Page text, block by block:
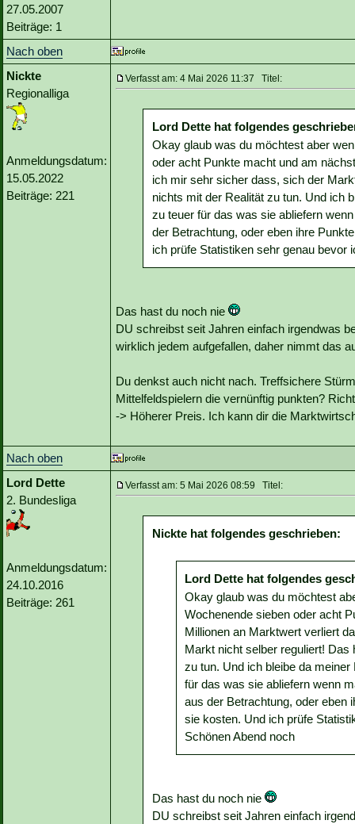
27.05.2007
Beiträge: 1
Nach oben
Nickte
Regionalliga
Anmeldungsdatum:
15.05.2022
Beiträge: 221
Verfasst am: 4 Mai 2026 11:37 Titel:
Lord Dette hat folgendes
Okay glaub was du möchtest aber
oder acht Punkte macht und am
ich mir sehr sicher dass, sich der
nichts mit der Realität zu tun. Und ich
zu teuer für das was sie abliefern
der Betrachtung, oder eben ihre
ich prüfe Statistiken sehr genau bevor
Das hast du noch nie
DU schreibst seit Jahren einfach irgendwas
wirklich jedem aufgefallen, daher nimmt das
Du denkst auch nicht nach. Treffsichere
Mittelfeldspielern die vernünftig punkten?
-> Höherer Preis. Ich kann dir die
Nach oben
Lord Dette
2. Bundesliga
Anmeldungsdatum:
24.10.2016
Beiträge: 261
Verfasst am: 5 Mai 2026 08:59 Titel:
Nickte hat folgendes geschrieben:
Lord Dette hat folgendes
Okay glaub was du möchtest
Wochenende sieben oder acht
Millionen an Marktwert verliert
Markt nicht selber reguliert!
zu tun. Und ich bleibe da
für das was sie abliefern wenn
aus der Betrachtung, oder eben
sie kosten. Und ich prüfe
Schönen Abend noch
Das hast du noch nie
DU schreibst seit Jahren einfach